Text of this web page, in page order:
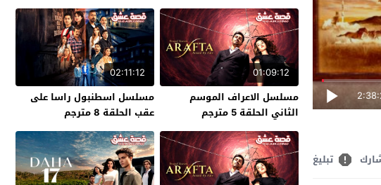
تبليغ
01:09:12
مسلسل الاعراف الموسم
الثاني الحلقة 5 مترجم
02:11:12
مسلسل اسطنبول راسا على
عقب الحلقة 8 مترجم